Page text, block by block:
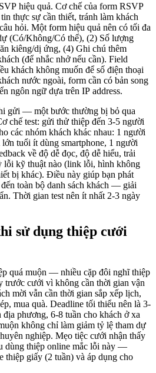
hiệu quả. Cơ chế của form RSVP
thực sự cần thiết, tránh làm khách
hỏi. Một form hiệu quả nên có tối đa
(Có/Không/Có thể), (2) Số lượng
kiêng/dị ứng, (4) Ghi chú thêm
(để nhắc nhở nếu cần). Field
khách không muốn để số điện thoại
nước ngoài, form cần có bản song
ngôn ngữ dựa trên IP address.
gửi — một bước thường bị bỏ qua
chế test: gửi thử thiệp đến 3-5 người
các nhóm khách khác nhau: 1 người
tuổi ít dùng smartphone, 1 người
về độ dễ đọc, độ dễ hiểu, trải
lỗi kỹ thuật nào (link lỗi, hình không
bị khác). Điều này giúp bạn phát
toàn bộ danh sách khách — giải
Thời gian test nên ít nhất 2-3 ngày
sử dụng thiệp cưới
quá muộn — nhiều cặp đôi nghĩ thiệp
trước cưới vì không cần thời gian vận
mời vẫn cần thời gian sắp xếp lịch,
mua quà. Deadline tối thiểu nên là 3-
phương, 6-8 tuần cho khách ở xa
không chỉ làm giảm tỷ lệ tham dự
nghiệp. Mẹo tiệc cưới nhận thấy
dùng thiệp online mắc lỗi này —
thiệp giấy (2 tuần) và áp dụng cho